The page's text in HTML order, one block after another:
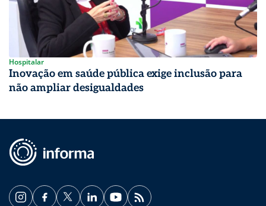
Hospitalar
Inovação em saúde pública exige inclusão para
não ampliar desigualdades